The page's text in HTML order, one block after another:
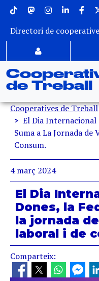
Vés al contingut
Menu superior
Directori de
de Treball
Fil d'ariadna
Cooperatives de Treball
El Dia Internacional
Suma a La Jornada de
Consum.
4 març 2024
El Dia
Dones, la
la jornada
laboral i de
Comparteix: